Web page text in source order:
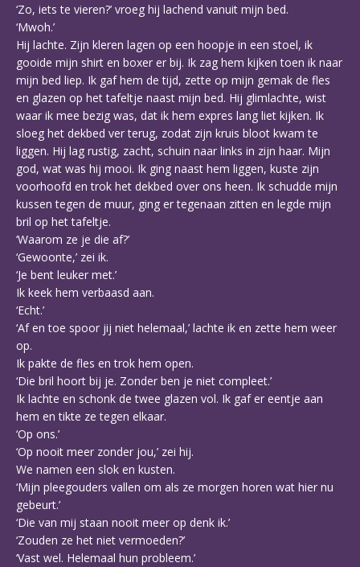
‘Zo, iets te vieren?’ vroeg hij lachend vanuit mijn bed.
‘Mwoh.’
Hij lachte. Zijn kleren lagen op een hoopje in een stoel, ik
gooide mijn shirt en boxer er bij. Ik zag hem kijken toen ik naar
mijn bed liep. Ik gaf hem de tijd, zette op mijn gemak de fles
en glazen op het tafeltje naast mijn bed. Hij glimlachte, wist
waar ik mee bezig was, dat ik hem expres lang liet kijken. Ik
sloeg het dekbed ver terug, zodat zijn kruis bloot kwam te
liggen. Hij lag rustig, zacht, schuin naar links in zijn haar. Mijn
god, wat was hij mooi. Ik ging naast hem liggen, kuste zijn
voorhoofd en trok het dekbed over ons heen. Ik schudde mijn
kussen tegen de muur, ging er tegenaan zitten en legde mijn
bril op het tafeltje.
‘Waarom ze je die af?’
‘Gewoonte,’ zei ik.
‘Je bent leuker met.’
Ik keek hem verbaasd aan.
‘Echt.’
‘Af en toe spoor jij niet helemaal,’ lachte ik en zette hem weer
op.
Ik pakte de fles en trok hem open.
‘Die bril hoort bij je. Zonder ben je niet compleet.’
Ik lachte en schonk de twee glazen vol. Ik gaf er eentje aan
hem en tikte ze tegen elkaar.
‘Op ons.’
‘Op nooit meer zonder jou,’ zei hij.
We namen een slok en kusten.
‘Mijn pleegouders vallen om als ze morgen horen wat hier nu
gebeurt.’
‘Die van mij staan nooit meer op denk ik.’
‘Zouden ze het niet vermoeden?’
‘Vast wel. Helemaal hun probleem.’